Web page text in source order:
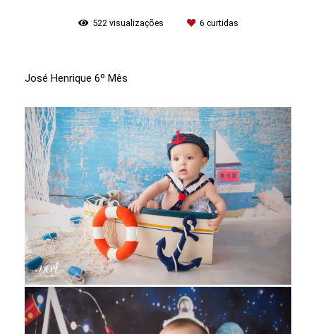
522 visualizações 6 curtidas
José Henrique 6º Mês